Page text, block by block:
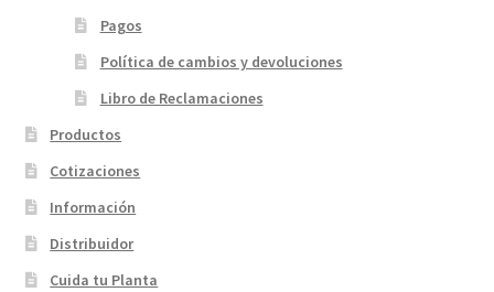
Pagos
Política de cambios y devoluciones
Libro de Reclamaciones
Productos
Cotizaciones
Información
Distribuidor
Cuida tu Planta